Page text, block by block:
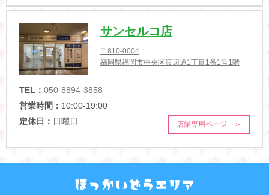
サンセルコ店
〒810-0004
福岡県福岡市中央区渡辺通1丁目1番1号1階
TEL： 050-8894-3858
営業時間： 10:00-19:00
定休日： 日曜日 店舗専用ページ ＞